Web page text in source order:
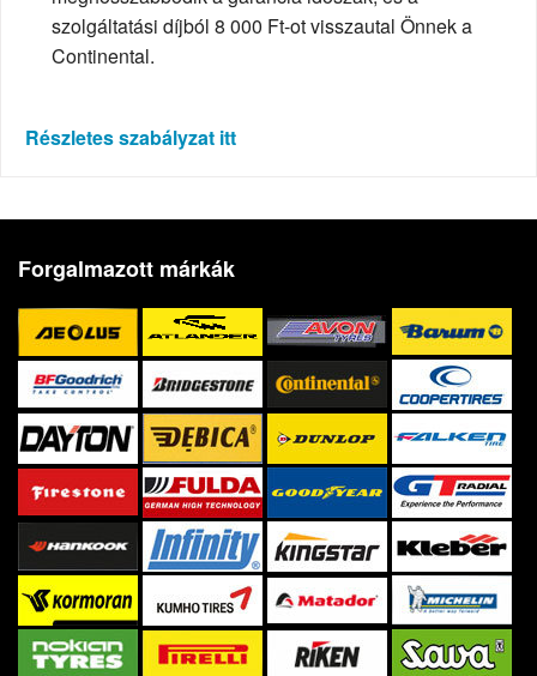
szolgáltatási díjból 8 000 Ft-ot visszautal Önnek a
Continental.
Részletes szabályzat itt
Forgalmazott márkák